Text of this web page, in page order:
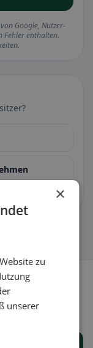
Google, Nutzer-
Fehler enthalten.
×
zu
unserer